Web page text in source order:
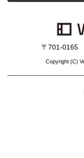
〒701-0165
Copyright (C)